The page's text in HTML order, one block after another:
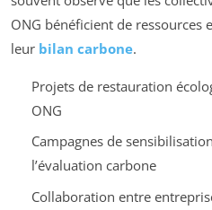
ONG bénéficient de ressources
leur bilan carbone.
Projets de restauration
ONG
Campagnes de
l’évaluation carbone
Collaboration entre